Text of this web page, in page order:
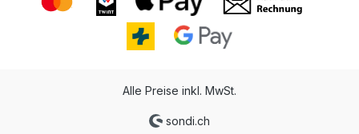
Alle Preise inkl. MwSt.
sondi.ch